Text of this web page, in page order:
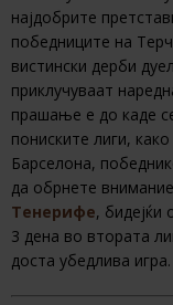
најдобрите
победниците на
вистински дерби
приклучуваат
прашање е до каде
пониските лиги,
Барселона,
да обрнете
Tенерифе, бидејќи
3 дена во втората
доста убедлива игра.